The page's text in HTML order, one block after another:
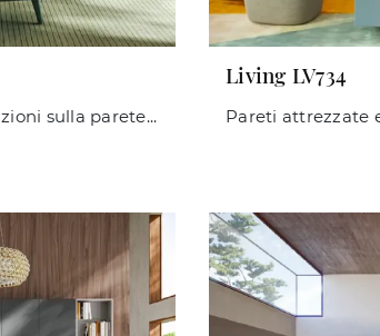
Clicca e ottieni informazioni sulla parete attrezzata Living LV735 della marca Giessegi: è la soluzione dalle linee moderne ideale per te.
Living LV734